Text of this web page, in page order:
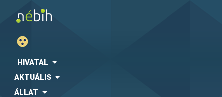
HIVATAL
AKTUÁLIS
ÁLLAT